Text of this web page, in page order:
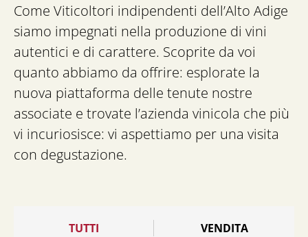
Come Viticoltori indipendenti dell’Alto Adige
siamo impegnati nella produzione di vini
autentici e di carattere. Scoprite da voi
quanto abbiamo da offrire: esplorate la
nuova piattaforma delle tenute nostre
associate e trovate l’azienda vinicola che più
vi incuriosisce: vi aspettiamo per una visita
con degustazione.
TUTTI VENDITA